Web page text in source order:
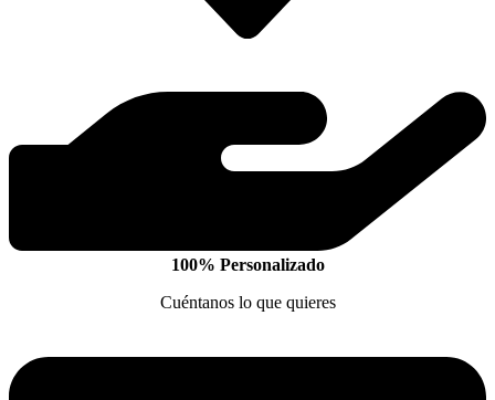
100% Personalizado
Cuéntanos lo que quieres